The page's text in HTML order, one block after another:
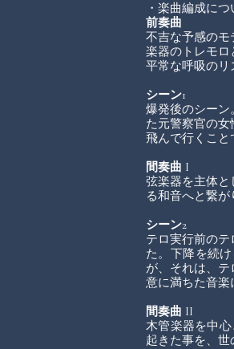
・楽曲編成につ
前奏曲
不吉な予感の
楽器のトレモロ
平常な呼吸のリ
シーン1
爆発後のシーン
た元警察官の
飛んで行くこと
間奏曲 I
弦楽器を主体と
る和音へと繋が
シーン2
テロ実行前の
た。下降を続
が、それは、
意に満ちた音楽
間奏曲 II
木管楽器を中
起きた事を、世